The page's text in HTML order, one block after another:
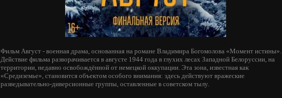
Фильм Август - военная драма, основанная на романе Владимира Богомолова «Момент истины».
Действие фильма разворачивается в августе 1944 года в глухих лесах Западной Белоруссии, на
территории, недавно освобождённой от немецкой оккупации. Эта зона, известная как
«Средиземье», становится объектом особого внимания: здесь действуют вражеские
разведывательно-диверсионные группы, оставленные в советском тылу.